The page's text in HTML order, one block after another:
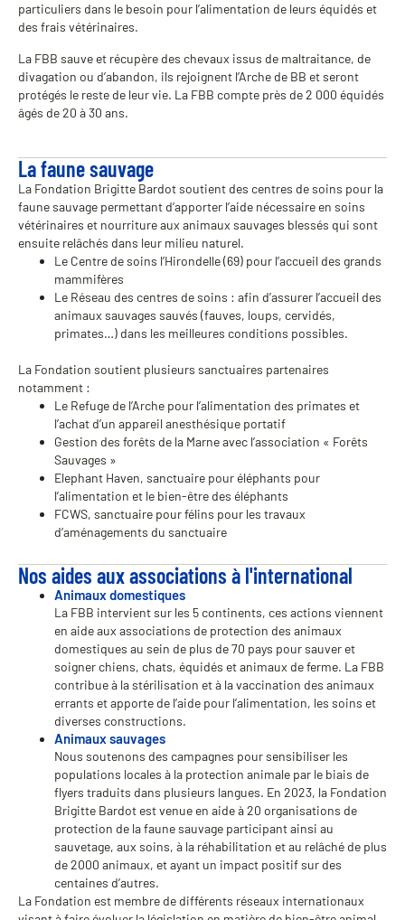
particuliers dans le besoin pour l’alimentation de leurs équidés et
des frais vétérinaires.
La FBB sauve et récupère des chevaux issus de maltraitance, de
divagation ou d’abandon, ils rejoignent l’Arche de BB et seront
protégés le reste de leur vie. La FBB compte près de 2 000 équidés
âgés de 20 à 30 ans.
La faune sauvage
La Fondation Brigitte Bardot soutient des centres de soins pour la
faune sauvage permettant d’apporter l’aide nécessaire en soins
vétérinaires et nourriture aux animaux sauvages blessés qui sont
ensuite relâchés dans leur milieu naturel.
Le Centre de soins l’Hirondelle (69) pour l’accueil des grands
mammifères
Le Réseau des centres de soins : afin d’assurer l’accueil des
animaux sauvages sauvés (fauves, loups, cervidés,
primates…) dans les meilleures conditions possibles.
La Fondation soutient plusieurs sanctuaires partenaires
notamment :
Le Refuge de l’Arche pour l’alimentation des primates et
l’achat d’un appareil anesthésique portatif
Gestion des forêts de la Marne avec l’association « Forêts
Sauvages »
Elephant Haven, sanctuaire pour éléphants pour
l’alimentation et le bien-être des éléphants
FCWS, sanctuaire pour félins pour les travaux
d’aménagements du sanctuaire
Nos aides aux associations à l'international
Animaux domestiques
La FBB intervient sur les 5 continents, ces actions viennent
en aide aux associations de protection des animaux
domestiques au sein de plus de 70 pays pour sauver et
soigner chiens, chats, équidés et animaux de ferme. La FBB
contribue à la stérilisation et à la vaccination des animaux
errants et apporte de l’aide pour l’alimentation, les soins et
diverses constructions.
Animaux sauvages
Nous soutenons des campagnes pour sensibiliser les
populations locales à la protection animale par le biais de
flyers traduits dans plusieurs langues. En 2023, la Fondation
Brigitte Bardot est venue en aide à 20 organisations de
protection de la faune sauvage participant ainsi au
sauvetage, aux soins, à la réhabilitation et au relâché de plus
de 2000 animaux, et ayant un impact positif sur des
centaines d’autres.
La Fondation est membre de différents réseaux internationaux